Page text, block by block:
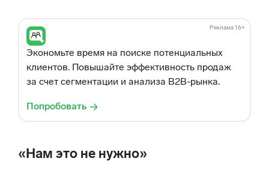
Реклама 16+
Экономьте время на поиске потенциальных
клиентов. Повышайте эффективность продаж
за счет сегментации и анализа B2B-рынка.
Попробовать
«Нам это не нужно»